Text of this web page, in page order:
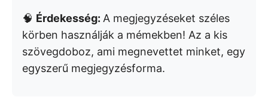
🧠 Érdekesség: A megjegyzéseket széles
körben használják a mémekben! Az a kis
szövegdoboz, ami megnevettet minket, egy
egyszerű megjegyzésforma.